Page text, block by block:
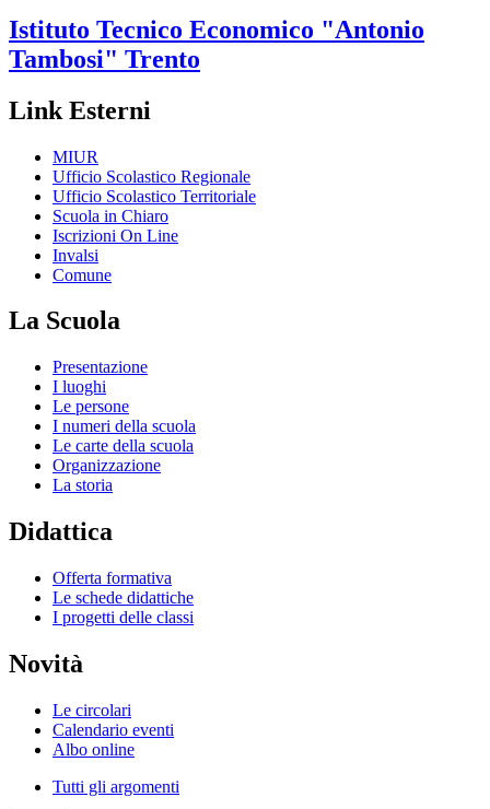
Istituto Tecnico Economico "Antonio
Tambosi" Trento
Link Esterni
MIUR
Ufficio Scolastico Regionale
Ufficio Scolastico Territoriale
Scuola in Chiaro
Iscrizioni On Line
Invalsi
Comune
La Scuola
Presentazione
I luoghi
Le persone
I numeri della scuola
Le carte della scuola
Organizzazione
La storia
Didattica
Offerta formativa
Le schede didattiche
I progetti delle classi
Novità
Le circolari
Calendario eventi
Albo online
Tutti gli argomenti